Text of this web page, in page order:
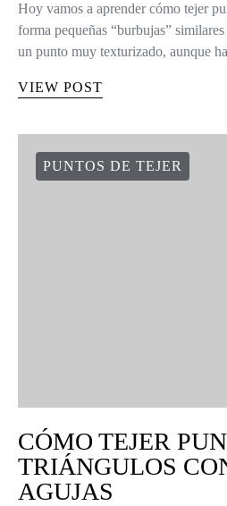
Hoy vamos a aprender cómo tejer
forma pequeñas “burbujas”
un punto muy texturizado, aunque
VIEW POST
PUNTOS DE TEJER
CÓMO TEJER
TRIÁNGULOS
AGUJAS